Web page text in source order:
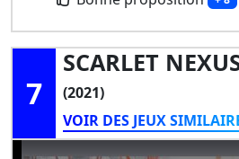
7
SCARLET
(2021)
VOIR DES JEUX